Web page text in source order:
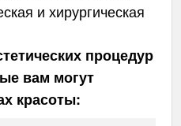
и хирургическая
процедур
вам могут
красоты: